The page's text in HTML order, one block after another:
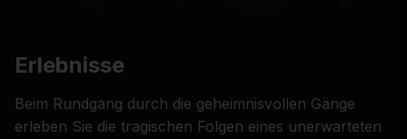
Erlebnisse
Beim Rundgang durch die geheimnisvollen Gänge
erleben Sie die tragischen Folgen eines unerwarteten